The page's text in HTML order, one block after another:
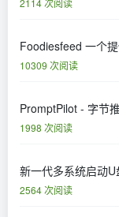
2114 次阅读
10309 次阅读
1998 次阅读
新一代多系统启动
2564 次阅读